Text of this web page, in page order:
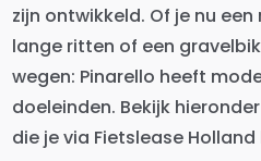
zijn ontwikkeld. Of je nu
lange ritten of een
wegen: Pinarello heeft
doeleinden. Bekijk
die je via Fietslease